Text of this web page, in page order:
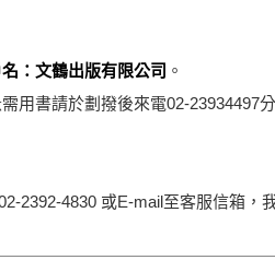
：文鶴出版有限公司 。
用書請於劃撥後來電02-23934497
2392-4830 或E-mail至客服信箱，